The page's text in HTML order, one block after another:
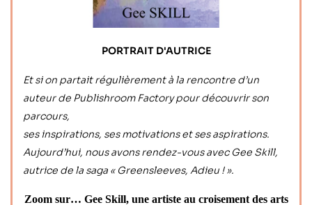
PORTRAIT D'AUTRICE
Et si on partait régulièrement à la rencontre d’un
auteur de Publishroom Factory pour découvrir son
parcours,
ses inspirations, ses motivations et ses aspirations.
Aujourd’hui, nous avons rendez-vous avec Gee Skill,
autrice de la saga « Greensleeves, Adieu ! ».
Zoom sur… Gee Skill, une artiste au croisement des arts